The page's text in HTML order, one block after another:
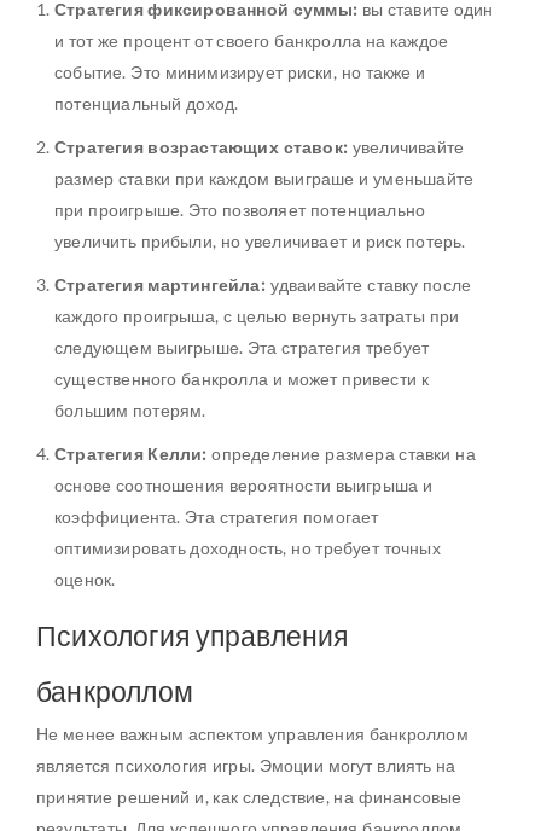
Стратегия фиксированной суммы: вы ставите один
и тот же процент от своего банкролла на каждое
событие. Это минимизирует риски, но также и
потенциальный доход.
Стратегия возрастающих ставок: увеличивайте
размер ставки при каждом выиграше и уменьшайте
при проигрыше. Это позволяет потенциально
увеличить прибыли, но увеличивает и риск потерь.
Стратегия мартингейла: удваивайте ставку после
каждого проигрыша, с целью вернуть затраты при
следующем выигрыше. Эта стратегия требует
существенного банкролла и может привести к
большим потерям.
Стратегия Келли: определение размера ставки на
основе соотношения вероятности выигрыша и
коэффициента. Эта стратегия помогает
оптимизировать доходность, но требует точных
оценок.
Психология управления
банкроллом
Не менее важным аспектом управления банкроллом
является психология игры. Эмоции могут влиять на
принятие решений и, как следствие, на финансовые